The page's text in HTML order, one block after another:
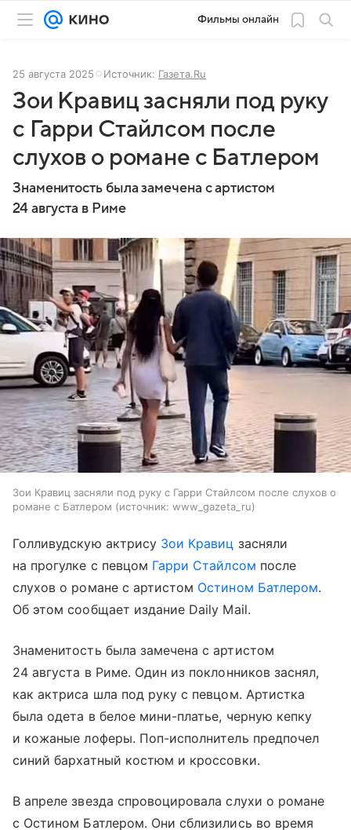
Фильмы онлайн
25 августа 2025 Источник: Газета.Ru
Зои Кравиц засняли под руку
с Гарри Стайлсом после
слухов о романе с Батлером
Знаменитость была замечена с артистом
24 августа в Риме
Зои Кравиц засняли под руку с Гарри Стайлсом после слухов о
романе с Батлером
источник: www_gazeta_ru
Голливудскую актрису Зои Кравиц засняли
на прогулке с певцом Гарри Стайлсом после
слухов о романе с артистом Остином Батлером.
Об этом сообщает издание Daily Mail.
Знаменитость была замечена с артистом
24 августа в Риме. Один из поклонников заснял,
как актриса шла под руку с певцом. Артистка
была одета в белое мини-платье, черную кепку
и кожаные лоферы. Поп-исполнитель предпочел
синий бархатный костюм и кроссовки.
В апреле звезда спровоцировала слухи о романе
с Остином Батлером. Они сблизились во время